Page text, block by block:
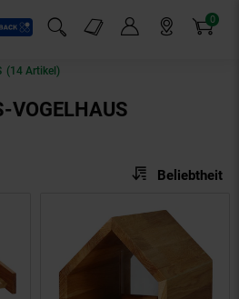
Suchfeld einblenden
Markt-Angebote 0
Artikel
(14 Artikel)
VOGELHAUS
Sortierung:
Beliebtheit